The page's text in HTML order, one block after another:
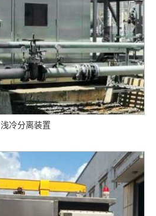
浅冷分离装置